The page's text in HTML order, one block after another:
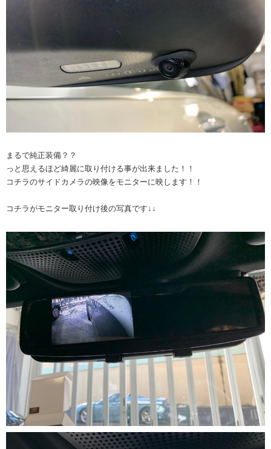
まるで純正装備？？
っと思えるほど綺麗に取り付ける事が出来ました！！
コチラのサイドカメラの映像をモニターに映します！！
コチラがモニター取り付け後の写真です↓↓